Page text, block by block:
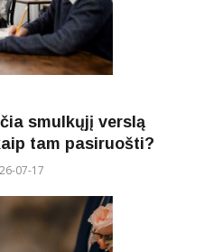
smulkųjį verslą
tam pasiruošti?
07-17